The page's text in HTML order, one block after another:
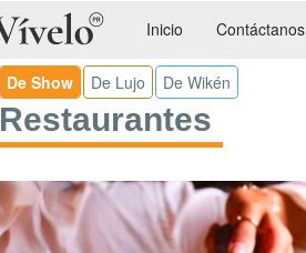
Inicio Contáctanos
De Show De Lujo De Wikén
Restaurantes